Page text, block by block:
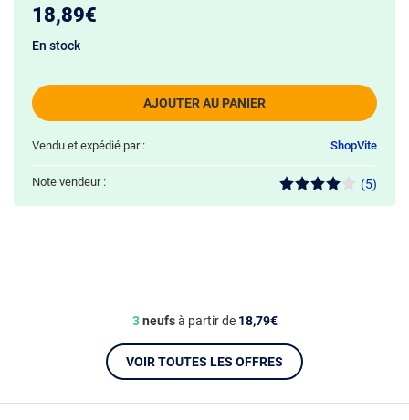
18,89€
AJOUTER AU PANIER
En stock
Vendu et expédié par : ShopVite
Note vendeur : (5)
3neufsà partir de 18,79€
VOIR TOUTES LES OFFRES